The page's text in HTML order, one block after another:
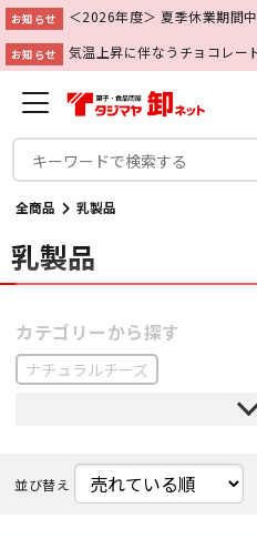
お知らせ ＜2026年度＞ 夏季休業期間
お知らせ 気温上昇に伴なうチョコレー
全商品 乳製品
乳製品
ナチュラルチーズ
並び替え